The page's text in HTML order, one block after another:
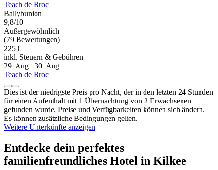
Teach de Broc
Ballybunion
9,8/10
Außergewöhnlich
(79 Bewertungen)
225 €
inkl. Steuern & Gebühren
29. Aug.–30. Aug.
Teach de Broc
Dies ist der niedrigste Preis pro Nacht, der in den letzten 24 Stunden
für einen Aufenthalt mit 1 Übernachtung von 2 Erwachsenen
gefunden wurde. Preise und Verfügbarkeiten können sich ändern.
Es können zusätzliche Bedingungen gelten.
Weitere Unterkünfte anzeigen
Entdecke dein perfektes
familienfreundliches Hotel in Kilkee